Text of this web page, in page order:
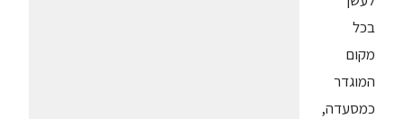
בכל
מקום
המוגדר
כמסעדה,